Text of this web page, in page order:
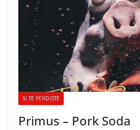
SI TE PERDISTE
Primus – Pork Soda